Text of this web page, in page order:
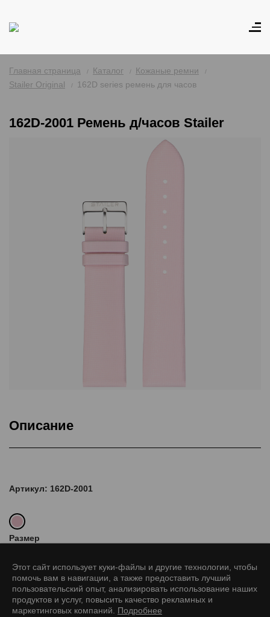
Главная страница Каталог
Кожаные ремни
Stailer Original
162D series ремень для часов
162D-2001 Ремень д/часов Stailer
Описание
Артикул: 162D-2001
Размер
Этот сайт использует куки-файлы и другие технологии, чтобы
помочь вам в навигации, а также предоставить лучший
пользовательский опыт, анализировать использование наших
продуктов и услуг, повысить качество рекламных и
маркетинговых компаний. Подробнее